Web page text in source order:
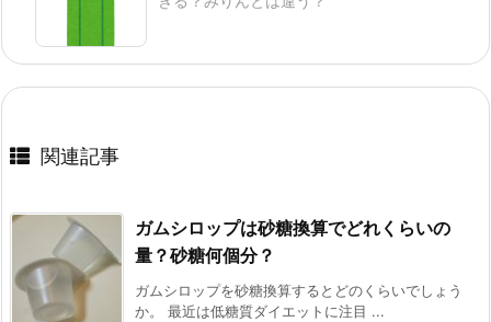
関連記事
ガムシロップは砂糖換算でどれくらいの
量？砂糖何個分？
ガムシロップを砂糖換算するとどのくらいでしょう
か。 最近は低糖質ダイエットに注目 ...